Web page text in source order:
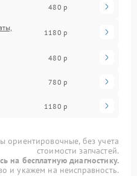
480 р
1180 р
480 р
780 р
1180 р
ориентировочные, без учета
стоимости запчастей.
на бесплатную диагностику.
и укажем на неисправность.